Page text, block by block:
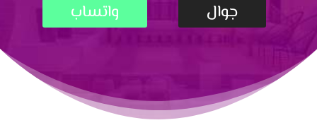
واتساب جوال